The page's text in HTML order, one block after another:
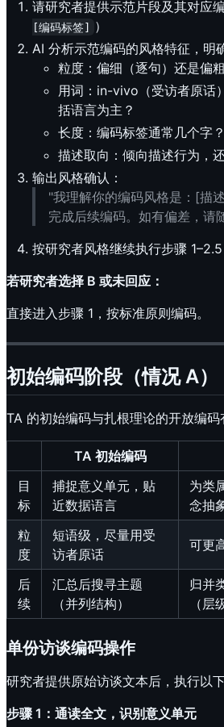
请研究者提供示范片段及其对应
[编码标签] ）
AI 分析示范编码的风格特征，明
粒度：偏细（逐句）还是偏
用词：in-vivo（受访者原话
括语言为主？
长度：编码标签通常几个字？
描述取向：倾向描述行为，
输出风格确认：
"我理解你的编码风格是：[描
完成后续编码。如有偏差，请
按研究者风格继续执行步骤 1–2.5
若研究者选择 B 或未回应：
直接进入步骤 1，按标准原则编码。
初始编码阶段（情况 A）
TA 的初始编码与扎根理论的开放编码
TA 初始编码
目
标
捕捉意义单元，贴
近数据语言
为类
念抽
粒
度
短语级，尽量用受
访者原话
可更
后
续
汇总后搜寻主题
（并列结构）
归并
（层
单份访谈编码操作
研究者提供原始访谈文本后，执行以
步骤 1：通读全文，识别意义单元